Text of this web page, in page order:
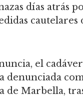
días atrás
cautelares
el
denunciada
de Marbella,